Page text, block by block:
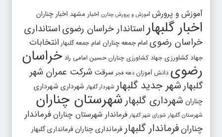
آموزش و پرورش آموزش و پرورش چنارن اخبار مشهد اخبار چناران
اخبار گلبهار استاندار خراسان رضویاستانداری
خراسان رضوی امام جمعه چناران امام جمعه گلبهار انتخابات
جهاد کشاورزی جهاد کشاورزی چناران حسین امامی راد خراسان
رضوی دانش آموزان دهه فجر سرقت شرکت عمران شهر
گلبهارشهر جدید گلبهار شهردار گلبهار شهرداری شهرداری
چناران شهرداری گلبهار شهرستان چناران
شهرستان گلبهار شورای شهر گلبهار فرماندار شهرستان چناران فرماندار
چنارانفرماندار گلبهار فرمانداری چناران فرمانداری گلبهار